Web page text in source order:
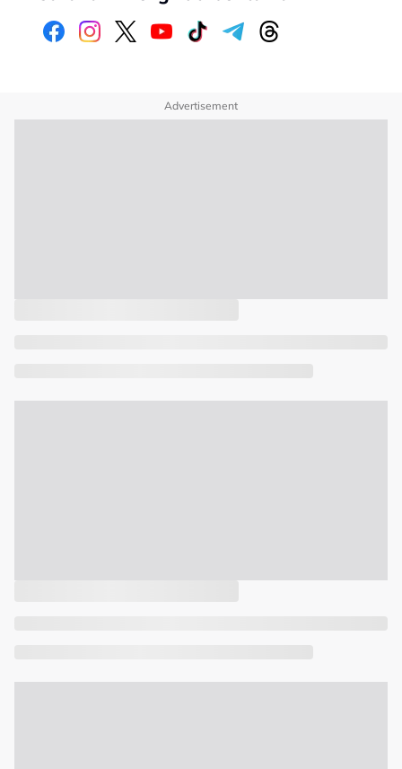
Advertisement